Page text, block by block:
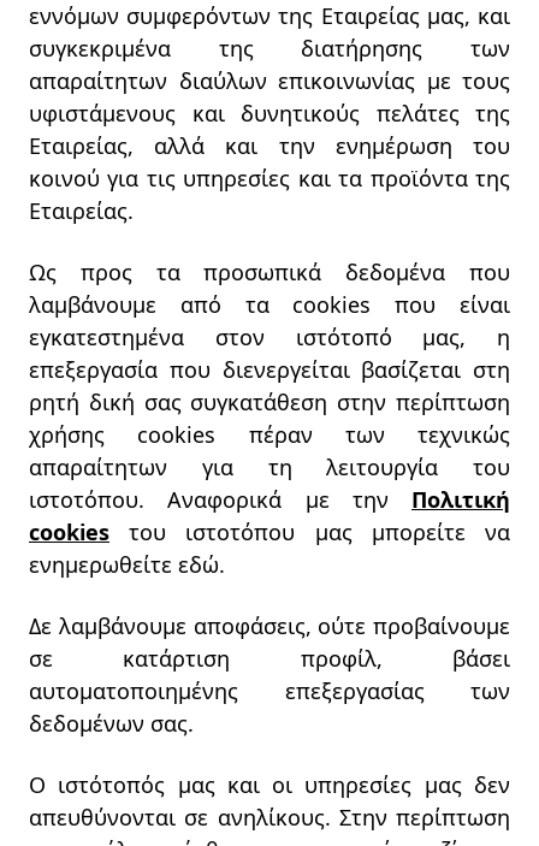
εννόμων συμφερόντων της Εταιρείας μας, και
συγκεκριμένα της διατήρησης των
απαραίτητων διαύλων επικοινωνίας με τους
υφιστάμενους και δυνητικούς πελάτες της
Εταιρείας, αλλά και την ενημέρωση του
κοινού για τις υπηρεσίες και τα προϊόντα της
Εταιρείας.
Ως προς τα προσωπικά δεδομένα που
λαμβάνουμε από τα cookies που είναι
εγκατεστημένα στον ιστότοπό μας, η
επεξεργασία που διενεργείται βασίζεται στη
ρητή δική σας συγκατάθεση στην περίπτωση
χρήσης cookies πέραν των τεχνικώς
απαραίτητων για τη λειτουργία του
ιστοτόπου. Αναφορικά με την Πολιτική
cookies του ιστοτόπου μας μπορείτε να
ενημερωθείτε εδώ.
Δε λαμβάνουμε αποφάσεις, ούτε προβαίνουμε
σε κατάρτιση προφίλ, βάσει
αυτοματοποιημένης επεξεργασίας των
δεδομένων σας.
Ο ιστότοπός μας και οι υπηρεσίες μας δεν
απευθύνονται σε ανηλίκους. Στην περίπτωση